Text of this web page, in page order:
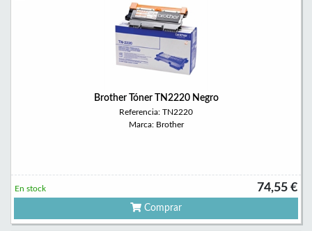
Brother Tóner TN2220 Negro
Referencia: TN2220
Marca: Brother
74,55 €
En stock
Comprar